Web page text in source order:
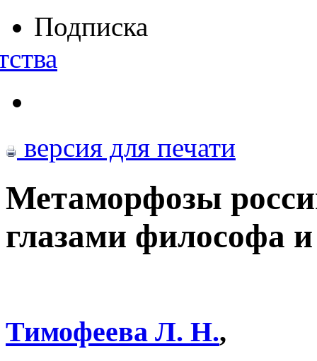
Подписка
версия для печати
Метаморфозы
глазами философа
Тимофеева Л. Н.,